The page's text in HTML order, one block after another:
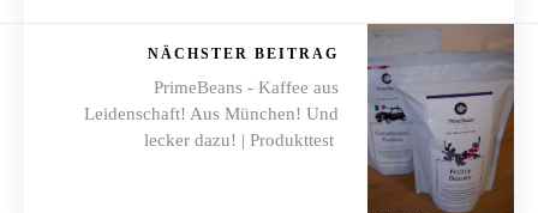
NÄCHSTER BEITRAG
PrimeBeans - Kaffee aus
Leidenschaft! Aus München! Und
lecker dazu! | Produkttest